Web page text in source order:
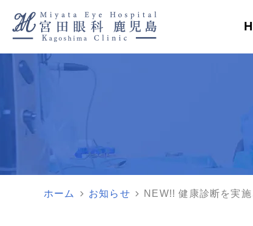
当医
ーポリシー
健康診断の指摘
眼科での精密検査
眼圧が
言われ
日帰りで対応します
ホーム お知らせ NEW!! 健康診断を実